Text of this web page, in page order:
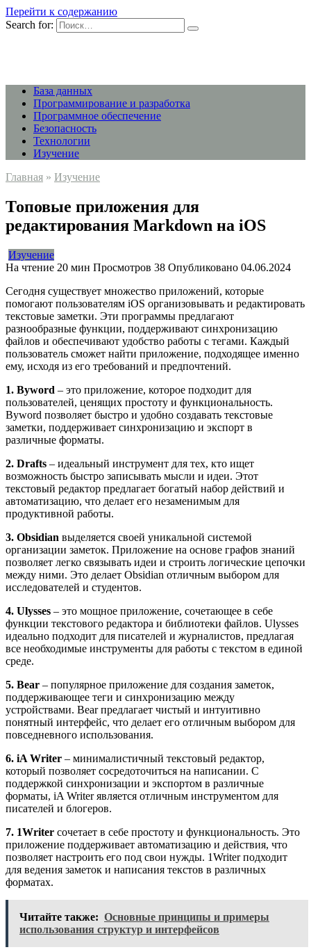
Перейти к содержанию
Search for:
База данных
Программирование и разработка
Программное обеспечение
Безопасность
Технологии
Изучение
Главная » Изучение
Топовые приложения для
редактирования Markdown на iOS
Изучение
На чтение 20 мин Просмотров 38 Опубликовано 04.06.2024
Сегодня существует множество приложений, которые
помогают пользователям iOS организовывать и редактировать
текстовые заметки. Эти программы предлагают
разнообразные функции, поддерживают синхронизацию
файлов и обеспечивают удобство работы с тегами. Каждый
пользователь сможет найти приложение, подходящее именно
ему, исходя из его требований и предпочтений.
1. Byword – это приложение, которое подходит для
пользователей, ценящих простоту и функциональность.
Byword позволяет быстро и удобно создавать текстовые
заметки, поддерживает синхронизацию и экспорт в
различные форматы.
2. Drafts – идеальный инструмент для тех, кто ищет
возможность быстро записывать мысли и идеи. Этот
текстовый редактор предлагает богатый набор действий и
автоматизацию, что делает его незаменимым для
продуктивной работы.
3. Obsidian выделяется своей уникальной системой
организации заметок. Приложение на основе графов знаний
позволяет легко связывать идеи и строить логические цепочки
между ними. Это делает Obsidian отличным выбором для
исследователей и студентов.
4. Ulysses – это мощное приложение, сочетающее в себе
функции текстового редактора и библиотеки файлов. Ulysses
идеально подходит для писателей и журналистов, предлагая
все необходимые инструменты для работы с текстом в единой
среде.
5. Bear – популярное приложение для создания заметок,
поддерживающее теги и синхронизацию между
устройствами. Bear предлагает чистый и интуитивно
понятный интерфейс, что делает его отличным выбором для
повседневного использования.
6. iA Writer – минималистичный текстовый редактор,
который позволяет сосредоточиться на написании. С
поддержкой синхронизации и экспортом в различные
форматы, iA Writer является отличным инструментом для
писателей и блогеров.
7. 1Writer сочетает в себе простоту и функциональность. Это
приложение поддерживает автоматизацию и действия, что
позволяет настроить его под свои нужды. 1Writer подходит
для ведения заметок и написания текстов в различных
форматах.
Читайте также: Основные принципы и примеры
использования структур и интерфейсов